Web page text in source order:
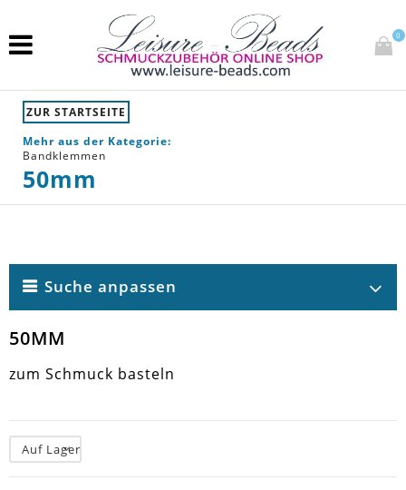
0
ZUR STARTSEITE
Mehr aus der Kategorie:
Bandklemmen
50mm
Suche anpassen
50MM
zum Schmuck basteln
Auf Lager